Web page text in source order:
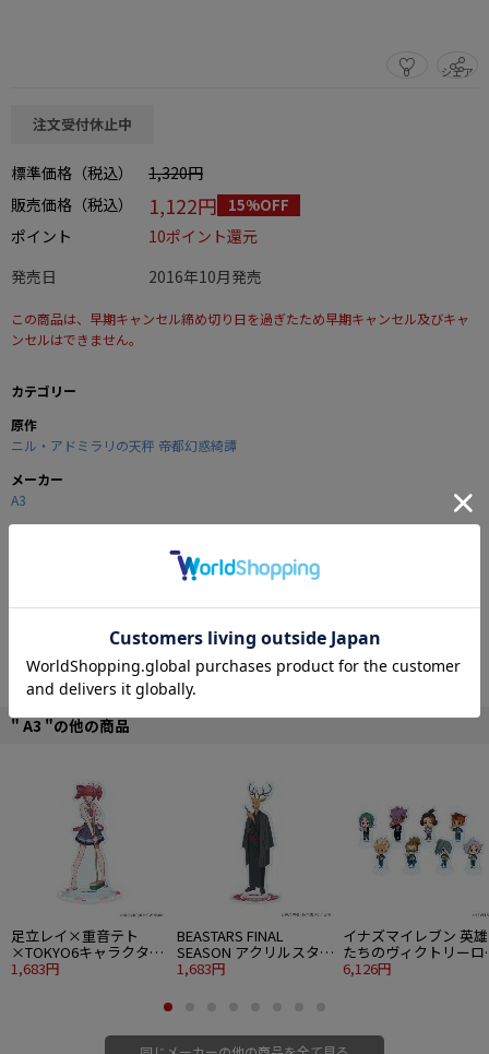
0 シェア
この商品をシェアする
注文受付休止中
標準価格（税込）
1,320円
販売価格（税込）
1,122円 15%OFF
ポイント
10ポイント還元
発売日
2016年10月発売
この商品は、早期キャンセル締め切り日を過ぎたため早期キャンセル及びキャ
ンセルはできません。
カテゴリー
原作
ニル・アドミラリの天秤 帝都幻惑綺譚
メーカー
A3
USBタイプのACアダプターです。
（USBポート×1）
■本体サイズ：38×60×17mm
©2016 IDEA FACTORY
" A3 "の他の商品
足立レイ×重音テト
×TOKYO6キャラクター
ズ アクリルスタンド 02
1,683円
BEASTARS FINAL
SEASON アクリルスタン
ド 07 ルイ 着物ver. 描き
1,683円
イナズマイレブン 英雄
たちのヴィクトリーロ
ド アクリルぷちスタン
6,126円